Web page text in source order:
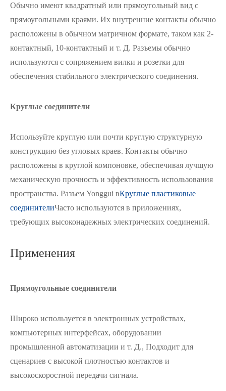
Обычно имеют квадратный или прямоугольный вид с
прямоугольными краями. Их внутренние контакты обычно
расположены в обычном матричном формате, таком как 2-
контактный, 10-контактный и т. Д. Разъемы обычно
используются с сопряжением вилки и розетки для
обеспечения стабильного электрического соединения.
Круглые соединители
Используйте круглую или почти круглую структурную
конструкцию без угловых краев. Контакты обычно
расположены в круглой компоновке, обеспечивая лучшую
механическую прочность и эффективность использования
пространства. Разъем Yonggui вКруглые пластиковые
соединителиЧасто используются в приложениях,
требующих высоконадежных электрических соединений.
Применения
Прямоугольные соединители
Широко используется в электронных устройствах,
компьютерных интерфейсах, оборудовании
промышленной автоматизации и т. Д., Подходит для
сценариев с высокой плотностью контактов и
высокоскоростной передачи сигнала.
在线咨询